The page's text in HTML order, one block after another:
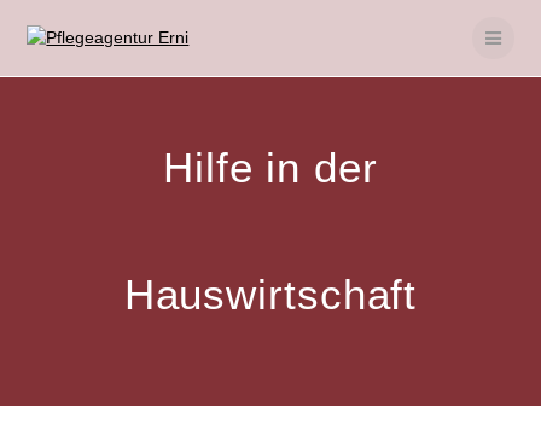
Hilfe in der
Hauswirtschaft